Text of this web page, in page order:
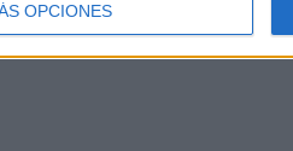
OPCIONES